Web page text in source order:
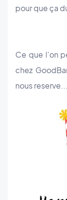
pour que ça
Ce que l'on
chez
nous